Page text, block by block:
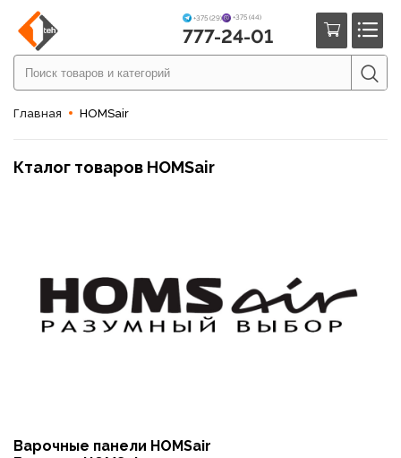
+375 (29) +375 (44)
777-24-01
Главная HOMSair
Кталог товаров HOMSair
Варочные панели HOMSair